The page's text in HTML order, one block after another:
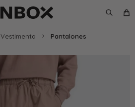
Vestimenta Pantalones